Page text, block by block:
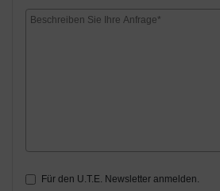
Für den U.T.E. Newsletter anmelden.